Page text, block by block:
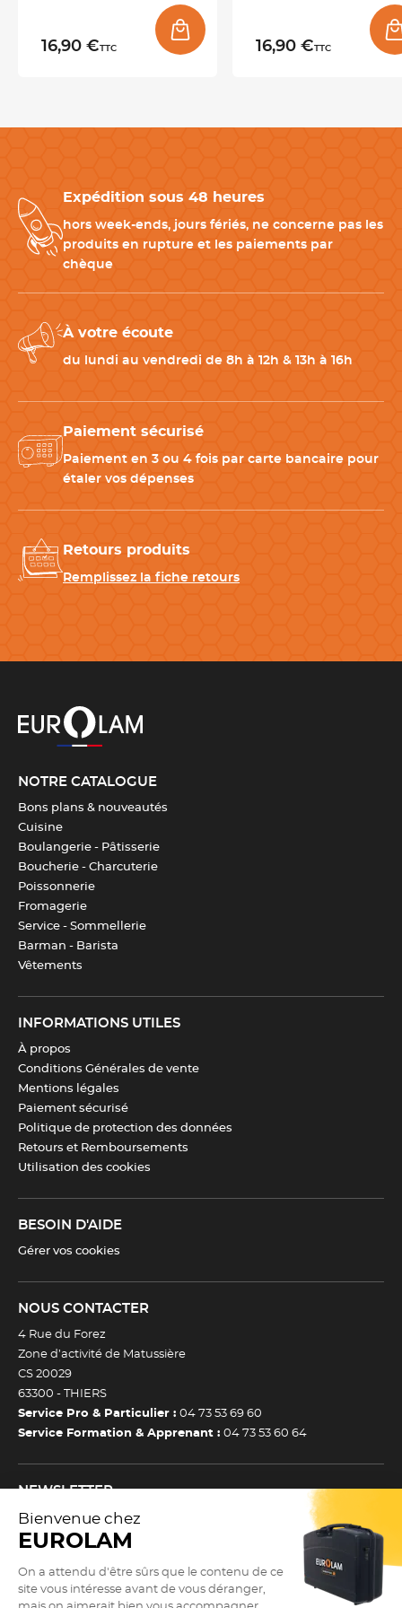
Microdentée
Type de mitre
Rivets
16,90 €TTC 16,90 €TTC
Expédition sous 48 heures
hors week-ends, jours fériés, ne concerne pas les
produits en rupture et les paiements par
chèque
À votre écoute
du lundi au vendredi de 8h à 12h & 13h à 16h
Paiement sécurisé
Paiement en 3 ou 4 fois par carte bancaire pour
étaler vos dépenses
Retours produits
Remplissez la fiche retours
NOTRE CATALOGUE
Bons plans & nouveautés
Cuisine
Boulangerie - Pâtisserie
Boucherie - Charcuterie
Poissonnerie
Fromagerie
Service - Sommellerie
Barman - Barista
Vêtements
INFORMATIONS UTILES
À propos
Conditions Générales de vente
Mentions légales
Paiement sécurisé
Politique de protection des données
Retours et Remboursements
Utilisation des cookies
BESOIN D'AIDE
Gérer vos cookies
NOUS CONTACTER
4 Rue du Forez
Zone d’activité de Matussière
CS 20029
63300 - THIERS
Service Pro & Particulier : 04 73 53 69 60
Service Formation & Apprenant : 04 73 53 60 64
NEWSLETTER
Inscrivez-vous à notre newsletter et recevez toutes nos
actualtiés et bons plans.
Je m’inscris à la newsletter
(Esc)
Newsletter